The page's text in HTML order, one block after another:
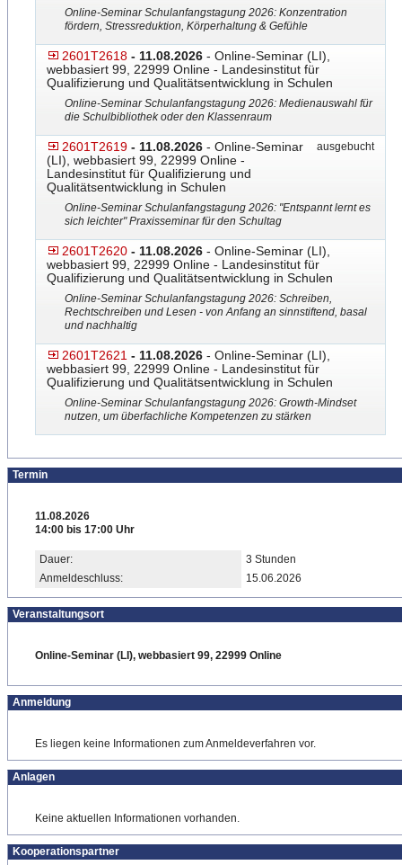
Online-Seminar Schulanfangstagung 2026: Konzentration
fördern, Stressreduktion, Körperhaltung & Gefühle
2601T2618 - 11.08.2026 - Online-Seminar (LI),
webbasiert 99, 22999 Online - Landesinstitut für
Qualifizierung und Qualitätsentwicklung in Schulen
Online-Seminar Schulanfangstagung 2026: Medienauswahl für
die Schulbibliothek oder den Klassenraum
2601T2619 - 11.08.2026 - Online-Seminar
(LI), webbasiert 99, 22999 Online -
Landesinstitut für Qualifizierung und
Qualitätsentwicklung in Schulen
ausgebucht
Online-Seminar Schulanfangstagung 2026: "Entspannt lernt es
sich leichter" Praxisseminar für den Schultag
2601T2620 - 11.08.2026 - Online-Seminar (LI),
webbasiert 99, 22999 Online - Landesinstitut für
Qualifizierung und Qualitätsentwicklung in Schulen
Online-Seminar Schulanfangstagung 2026: Schreiben,
Rechtschreiben und Lesen - von Anfang an sinnstiftend, basal
und nachhaltig
2601T2621 - 11.08.2026 - Online-Seminar (LI),
webbasiert 99, 22999 Online - Landesinstitut für
Qualifizierung und Qualitätsentwicklung in Schulen
Online-Seminar Schulanfangstagung 2026: Growth-Mindset
nutzen, um überfachliche Kompetenzen zu stärken
Termin
11.08.2026
14:00 bis 17:00 Uhr
Dauer:
3 Stunden
Anmeldeschluss:
15.06.2026
Veranstaltungsort
Online-Seminar (LI), webbasiert 99, 22999 Online
Anmeldung
Es liegen keine Informationen zum Anmeldeverfahren vor.
Anlagen
Keine aktuellen Informationen vorhanden.
Kooperationspartner